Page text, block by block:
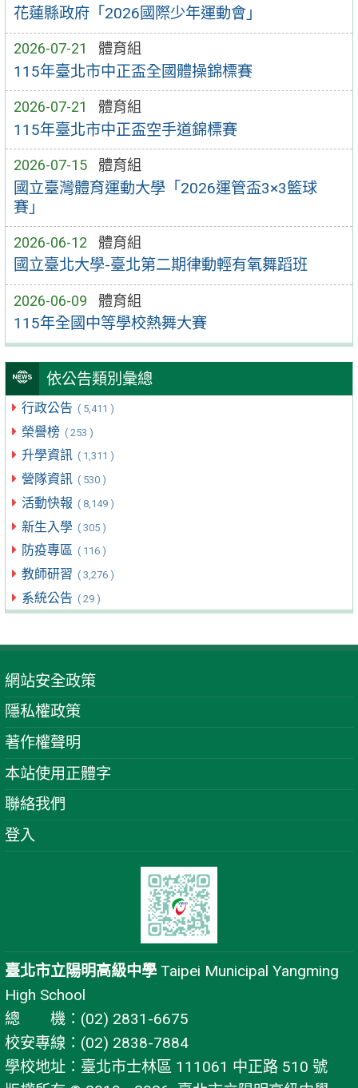
花蓮縣政府「2026國際少年運動會」
2026-07-21 體育組
115年臺北市中正盃全國體操錦標賽
2026-07-21 體育組
115年臺北市中正盃空手道錦標賽
2026-07-15 體育組
國立臺灣體育運動大學「2026運管盃3×3籃球
賽」
2026-06-12 體育組
國立臺北大學-臺北第二期律動輕有氧舞蹈班
2026-06-09 體育組
115年全國中等學校熱舞大賽
依公告類別彙總
行政公告 ( 5,411 )
榮譽榜 ( 253 )
升學資訊 ( 1,311 )
營隊資訊 ( 530 )
活動快報 ( 8,149 )
新生入學 ( 305 )
防疫專區 ( 116 )
教師研習 ( 3,276 )
系統公告 ( 29 )
網站安全政策
隱私權政策
著作權聲明
本站使用正體字
聯絡我們
登入
臺北市立陽明高級中學 Taipei Municipal Yangming
High School
總 機：(02) 2831-6675
校安專線：(02) 2838-7884
學校地址：臺北市士林區 111061 中正路 510 號